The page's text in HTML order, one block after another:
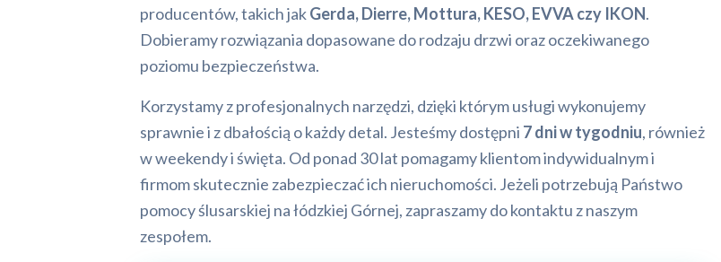
producentów, takich jakGerda, Dierre, Mottura, KESO, EVVA czy IKON.
Dobieramy rozwiązania dopasowane do rodzaju drzwi oraz oczekiwanego
poziomu bezpieczeństwa.
Korzystamy z profesjonalnych narzędzi, dzięki którym usługi wykonujemy
sprawnie i z dbałością o każdy detal. Jesteśmy dostępni 7 dni w tygodniu, również
w weekendy i święta. Od ponad 30 lat pomagamy klientom indywidualnym i
firmom skutecznie zabezpieczać ich nieruchomości. Jeżeli potrzebują Państwo
pomocy ślusarskiej na łódzkiej Górnej, zapraszamy do kontaktu z naszym
zespołem.